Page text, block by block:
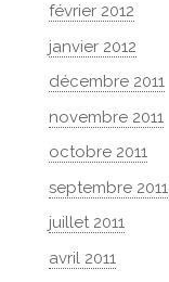
février 2012
janvier 2012
décembre 2011
novembre 2011
octobre 2011
septembre 2011
juillet 2011
avril 2011